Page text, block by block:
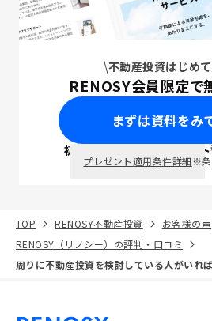
不動産投資はじめ
RENOSY会員限定で
まずは資料をみ
初回面談で ポイント
プレゼント適用条件詳細※条
TOP RENOSY不動産投資
お客様の声
RENOSY（リノシー）の評判・口コミ
周りに不動産投資を検討している人がいれ